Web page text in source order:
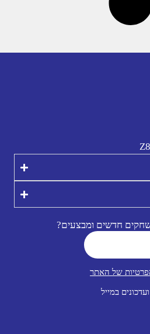
חדשים ומבצעים?
של האתר
במייל